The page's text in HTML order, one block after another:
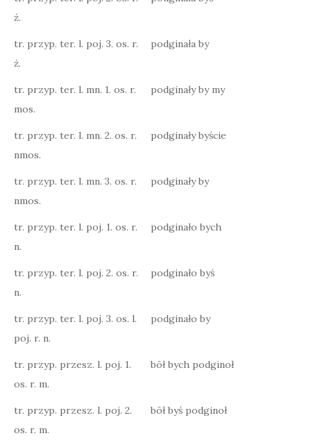
ż.
tr. przyp. ter. l. poj. 3. os. r.
ż.
podginała by
tr. przyp. ter. l. mn. 1. os. r.
mos.
podginały by my
tr. przyp. ter. l. mn. 2. os. r.
nmos.
podginały byście
tr. przyp. ter. l. mn. 3. os. r.
nmos.
podginały by
tr. przyp. ter. l. poj. 1. os. r.
n.
podginało bych
tr. przyp. ter. l. poj. 2. os. r.
n.
podginało byś
tr. przyp. ter. l. poj. 3. os. l.
poj. r. n.
podginało by
tr. przyp. przesz. l. poj. 1.
os. r. m.
bōł bych podginoł
tr. przyp. przesz. l. poj. 2.
os. r. m.
bōł byś podginoł